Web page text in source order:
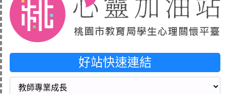
好站快速連結